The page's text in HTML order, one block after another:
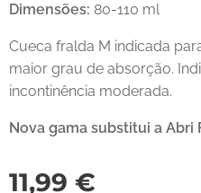
Dimensões: 80-110 ml
Cueca fralda M indicada
maior grau de absorção.
incontinência moderada.
Nova gama substitui a Abri
11,99 €